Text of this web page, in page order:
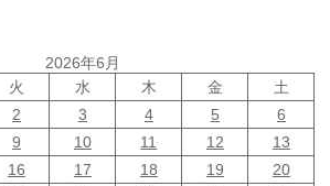
2026年6月
火 水 木 金
土
2 3 4 5
6
9 10 11 12
13
16 17 18 19
20